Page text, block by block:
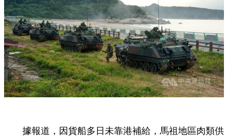
據報道，因貨船多日未靠港補給，馬祖地區肉類供